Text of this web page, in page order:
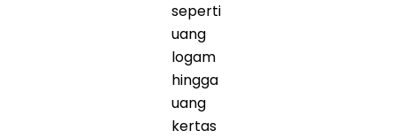
seperti
uang
logam
hingga
uang
kertas